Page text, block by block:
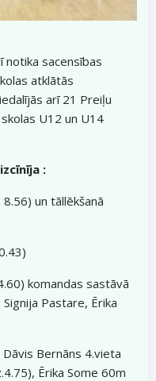
notika sacensības
atklātās
arī 21 Preiļu
U12 un U14
:
un tāllēkšanā
komandas sastāvā
Signija Pastare, Ērika
Bernāns 4.vieta
Ērika Some 60m